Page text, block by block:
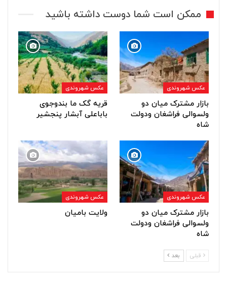
ممکن است شما دوست داشته باشید
عکس شهروندی
بازار مشترک میان دو
ولسوالی فراشغان ودولت
شاه
عکس شهروندی
قریه گک ما بندوجوی
باباعلی آبشار پنجشیر
عکس شهروندی
بازار مشترک میان دو
ولسوالی فراشغان ودولت
شاه
عکس شهروندی
ولایت بامیان
قبلی بعد